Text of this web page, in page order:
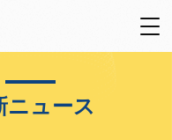
ニュース